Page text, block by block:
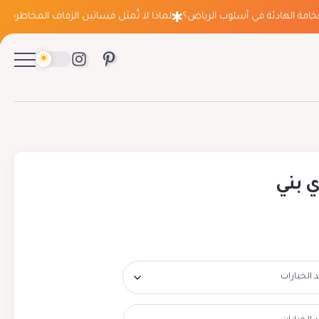
الهادئة في أسلوب الرياض؟ لماذا لا تُمثل فساتين الزفاف المخاطرة التي
بني